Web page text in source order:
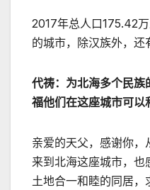
2017年总人口175.42
的城市，除汉族外，还
代祷：为北海多个民族
福他们在这座城市可以
亲爱的天父，感谢你
来到北海这座城市，
土地合一和睦的同居，